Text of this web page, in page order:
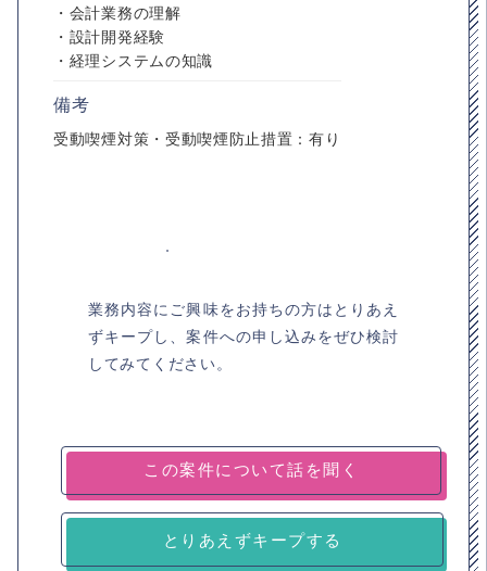
・会計業務の理解
・設計開発経験
・経理システムの知識
備考
受動喫煙対策・受動喫煙防止措置：有り
業務内容にご興味をお持ちの方はとりあえ
ずキープし、案件への申し込みをぜひ検討
してみてください。
とりあえずキープする